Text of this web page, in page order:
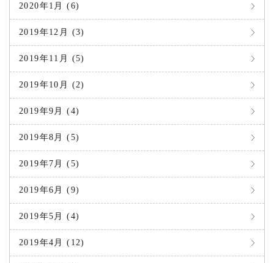
2020年1月 (6)
2019年12月 (3)
2019年11月 (5)
2019年10月 (2)
2019年9月 (4)
2019年8月 (5)
2019年7月 (5)
2019年6月 (9)
2019年5月 (4)
2019年4月 (12)